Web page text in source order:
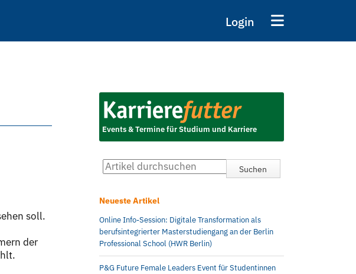
Login
soll.
der
Events & Termine für Studium und Karriere
Neueste Artikel
Online Info-Session: Digitale Transformation als
berufsintegrierter Masterstudiengang an der Berlin
Professional School (HWR Berlin)
P&G Future Female Leaders Event für Studentinnen